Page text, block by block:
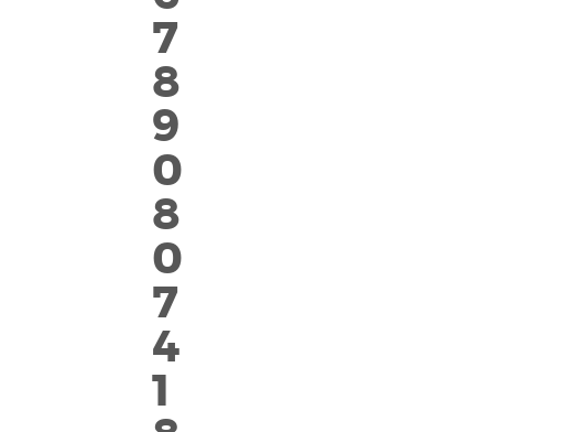
7
8
9
0
8
0
7
4
1